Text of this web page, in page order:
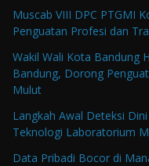
Muscab VIII DPC PTGMI
Penguatan Profesi dan
Wakil Wali Kota Bandung
Bandung, Dorong
Mulut
Langkah Awal Deteksi
Teknologi Laboratorium
Data Pribadi Bocor di